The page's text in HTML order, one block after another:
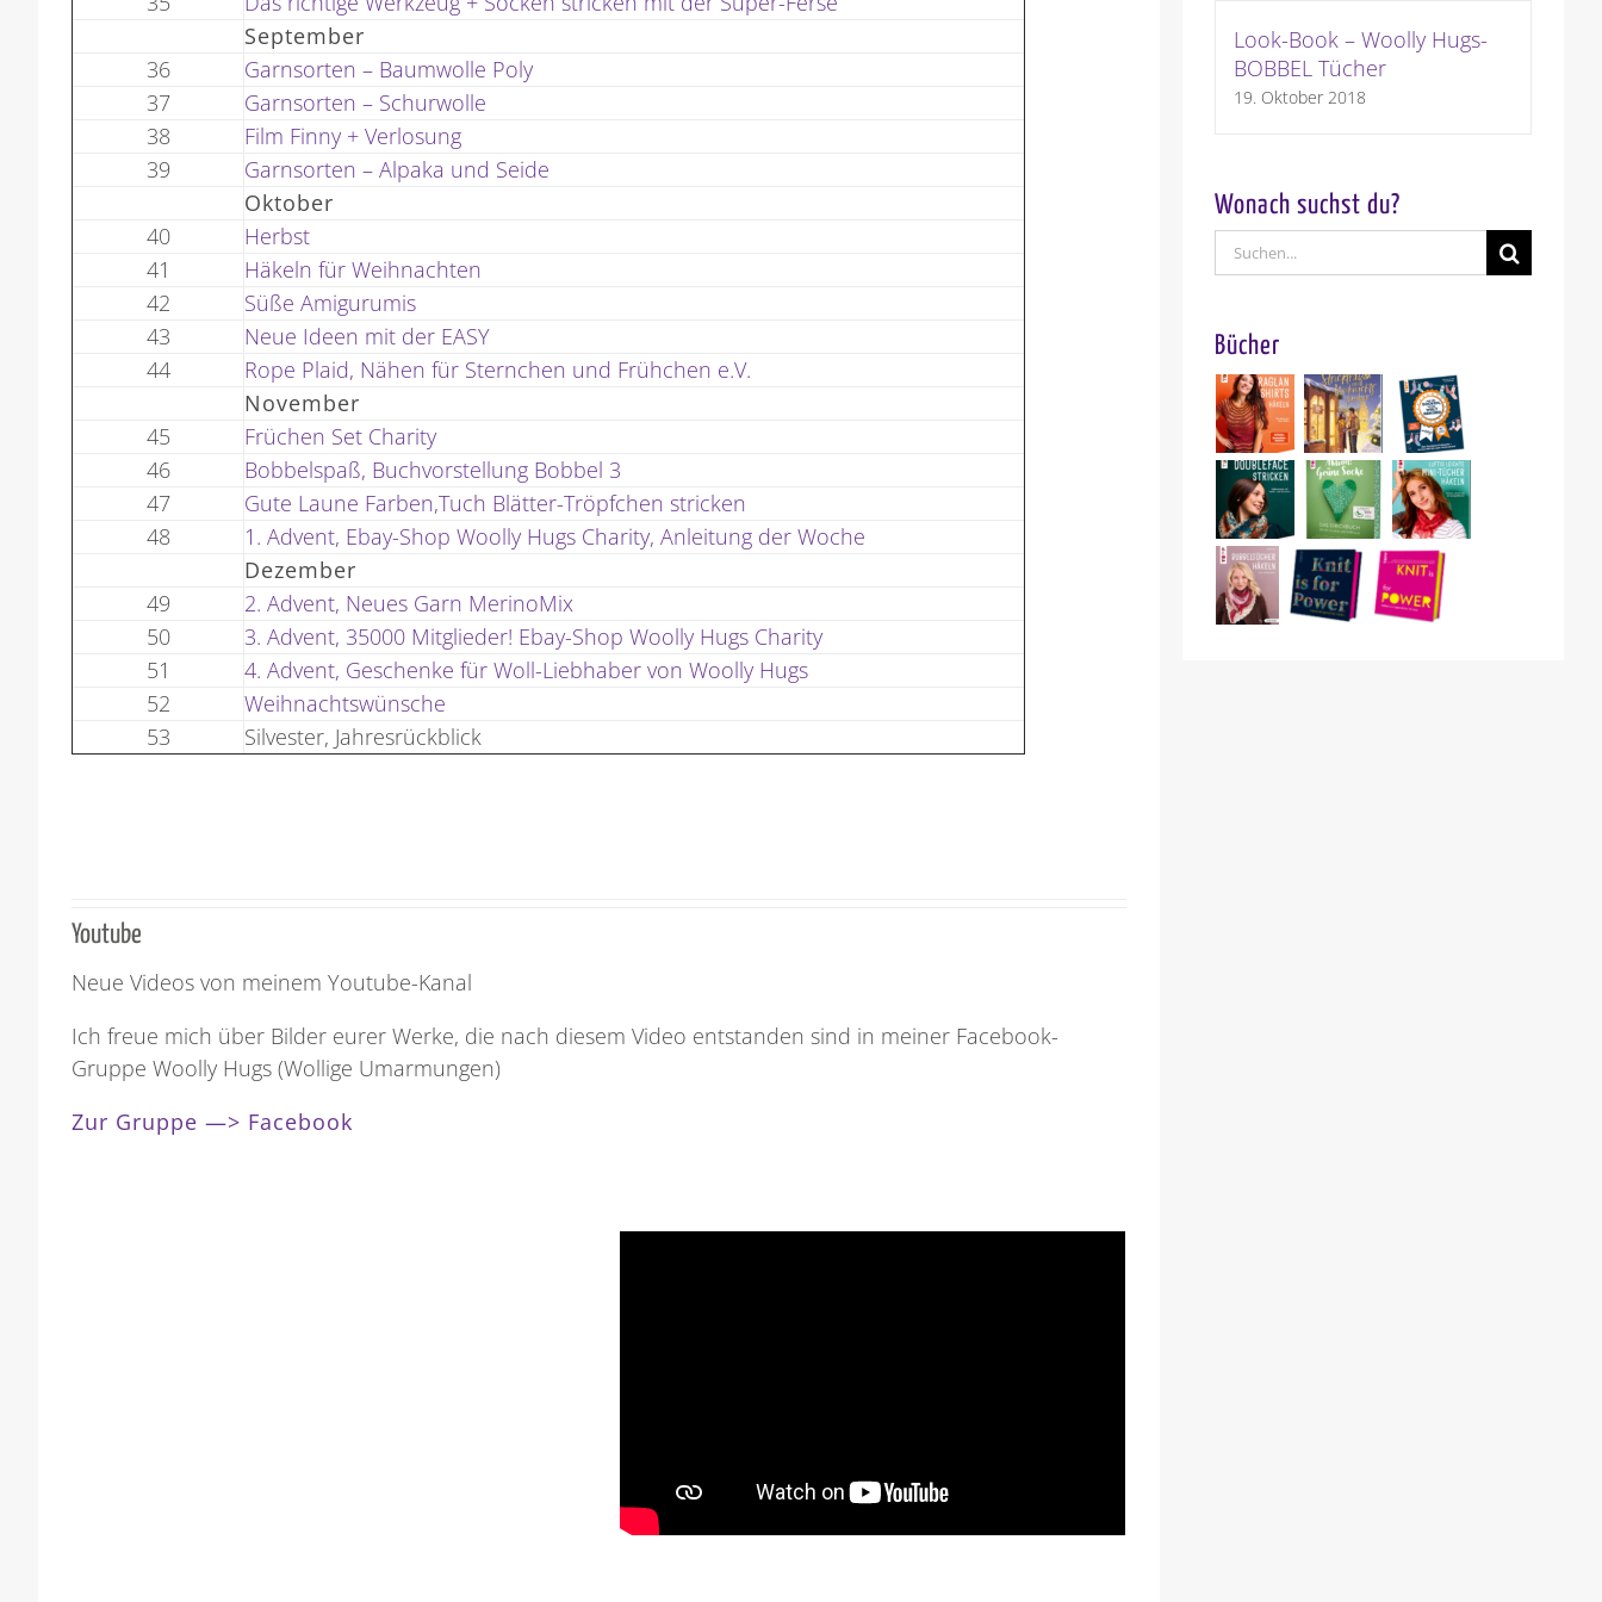
September
36
Garnsorten – Baumwolle Poly
37
Garnsorten – Schurwolle
38
Film Finny + Verlosung
39
Garnsorten – Alpaka und Seide
Oktober
40
Herbst
41
Häkeln für Weihnachten
42
Süße Amigurumis
43
Neue Ideen mit der EASY
44
Rope Plaid, Nähen für Sternchen und Frühchen e.V.
November
45
Früchen Set Charity
46
Bobbelspaß, Buchvorstellung Bobbel 3
47
Gute Laune Farben,Tuch Blätter-Tröpfchen stricken
48
1. Advent, Ebay-Shop Woolly Hugs Charity, Anleitung der Woche
Dezember
49
2. Advent, Neues Garn MerinoMix
50
3. Advent, 35000 Mitglieder! Ebay-Shop Woolly Hugs Charity
51
4. Advent, Geschenke für Woll-Liebhaber von Woolly Hugs
52
Weihnachtswünsche
53
Silvester, Jahresrückblick
Youtube
Neue Videos von meinem Youtube-Kanal
Ich freue mich über Bilder eurer Werke, die nach diesem Video entstanden sind in meiner Facebook-
Gruppe Woolly Hugs (Wollige Umarmungen)
Zur Gruppe —> Facebook
Look-Book – Woolly Hugs-
BOBBEL Tücher
19. Oktober 2018
Wonach suchst du?
Suche
nach:
Bücher